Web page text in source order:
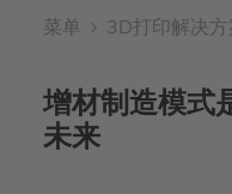
菜单 3D打印解决方
增材制造模式
未来